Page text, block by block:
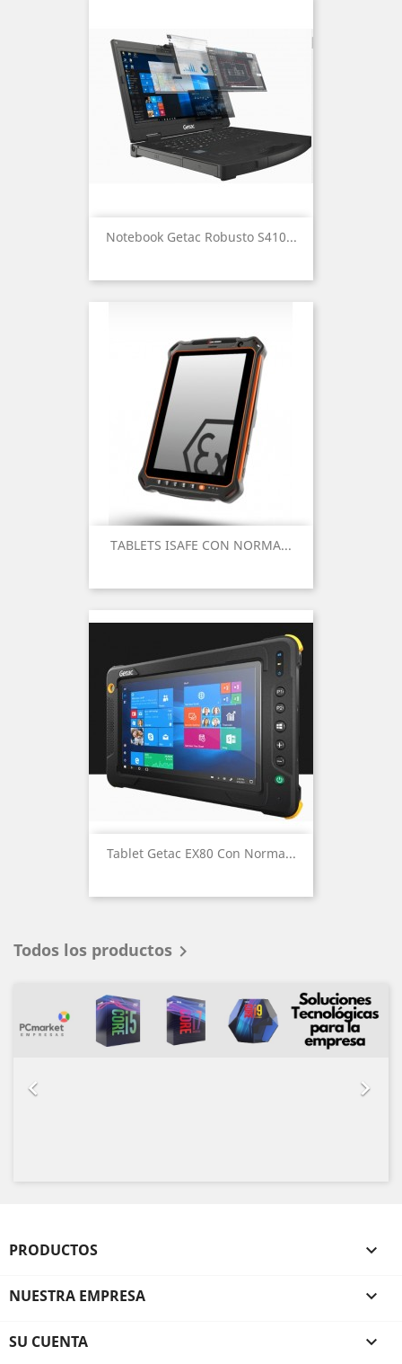
Notebook Getac Robusto S410...
TABLETS ISAFE CON NORMA...
Tablet Getac EX80 Con Norma...
Todos los productos 

Anterior

PRODUCTOS 
NUESTRA EMPRESA 
SU CUENTA 